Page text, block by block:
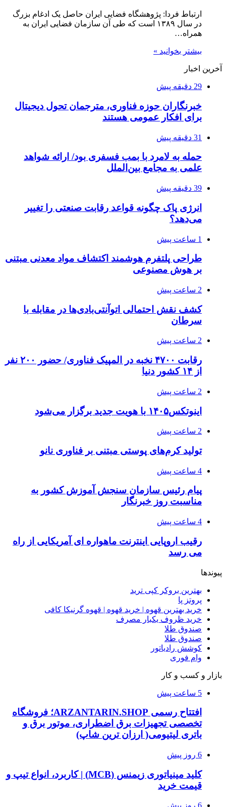
ارتباط فردا: پژوهشگاه فضایی ایران حاصل یک ادغام بزرگ
در سال ۱۳۸۹ است که طی آن سازمان فضایی ایران به
همراه…
بیشتر بخوانید »
آخرین اخبار
29 دقیقه پیش
خبرنگاران حوزه فناوری، مترجمان تحول دیجیتال
برای افکار عمومی هستند
31 دقیقه پیش
حمله به لامرد با بمب فسفری بود/ ارائه شواهد
علمی به مجامع بین‌الملل
39 دقیقه پیش
انرژی پاک چگونه قواعد رقابت صنعتی را تغییر
می‌دهد؟
1 ساعت پیش
طراحی پلتفرم هوشمند اکتشاف مواد معدنی مبتنی
بر هوش مصنوعی
2 ساعت پیش
کشف نقش احتمالی اتوآنتی‌بادی‌ها در مقابله با
سرطان
2 ساعت پیش
رقابت ۴۷۰۰ نخبه در المپیک فناوری/ حضور ۲۰۰ نفر
از ۱۴ کشور دنیا
2 ساعت پیش
اینوتکس۱۴۰۵ با هویت جدید برگزار می‌شود
2 ساعت پیش
تولید کرم‌های پوستی مبتنی بر فناوری نانو
4 ساعت پیش
پیام رئیس سازمان سنجش آموزش کشور به
مناسبت روز خبرنگار
4 ساعت پیش
رقیب اروپایی اینترنت ماهواره ای آمریکایی از راه
می رسد
پیوندها
بهترین بروکر کپی ترید
پروتز پا
خرید بهترین قهوه | خرید قهوه | قهوه گرنیکا کافی
خرید ظروف یکبار مصرف
صندوق طلا
صندوق طلا
کوشش رادیاتور
وام فوری
بازار و کسب و کار
5 ساعت پیش
افتتاح رسمی ARZANTARIN.SHOP؛ فروشگاه
تخصصی تجهیزات برق اضطراری، موتور برق و
باتری لیتیومی( ارزان ترین شاپ)
6 روز پیش
کلید مینیاتوری زیمنس (MCB) | کاربرد، انواع تیپ و
قیمت خرید